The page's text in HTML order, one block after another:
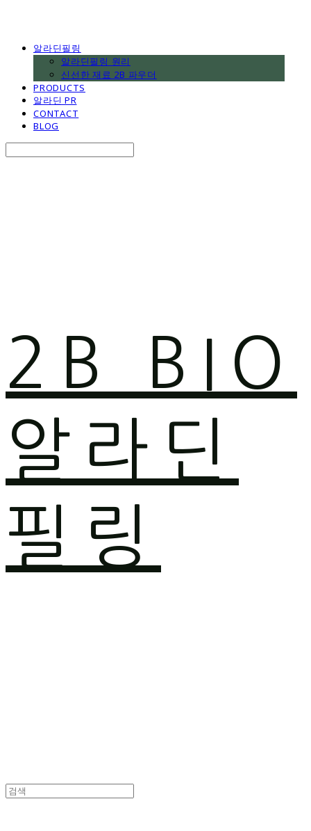
알라딘필링
알라딘필링 원리
신선한 재료 2B 파우더
PRODUCTS
알라딘 PR
CONTACT
BLOG
2B BIO
알라딘
필링